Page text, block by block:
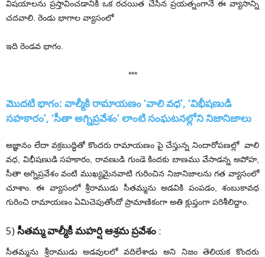
విషయాలను ప్రస్తావించడానికి ఒక రచయిత చేసిన ప్రయత్నంగానే ఈ వ్యాసాన్ని
చదవాలి. రెండు భాగాల వ్యాసంలో
ఇది రెండవ భాగం.
***
మొదటి భాగం: వాల్మీకి రామాయణం ‘వాలి వధ’, ‘విభీషణుడి
సహకారం’, ‘సీతా అగ్నిప్రవేశం’ లాంటి సంఘటనల్లోని నిజానిజాలు
అజ్ఞానం లేదా వక్రబుద్ధితో కొందరు రామాయణం పై చేస్తున్న నిందారోపణల్లో వాలి
వధ, విభీషణుడి సహకారం, రావణుడి గుండె కిందకు బాణము వేసాడన్న అపోహ,
సీతా అగ్నిప్రవేశం వంటి ముఖ్యమైనవాటి గురించిన నిజానిజాలను గత వ్యాసంలో
చూశాం. ఈ వ్యాసంలో శ్రీరాముడు సీతమ్మను అడవికి పంపడం, శంబుకావధ
గురించి రామాయణం ఏమిచెపుతోందో ప్రామాణికంగా అతి క్లుప్తంగా పరిశీలిద్దాం.
5)సీతమ్మ వాల్మీకీ మహర్షి ఆశ్రమ ప్రవేశం :
సీతమ్మను శ్రీరాముడు అడవులలో వదిలేశాడు అని నిజం తెలియక కొందరు